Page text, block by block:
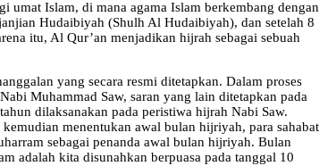
umat Islam, di mana agama Islam berkembang dengan
Hudaibiyah (Shulh Al Hudaibiyah), dan setelah 8
itu, Al Qur’an menjadikan hijrah sebagai sebuah
yang secara resmi ditetapkan. Dalam proses
Muhammad Saw, saran yang lain ditetapkan pada
dilaksanakan pada peristiwa hijrah Nabi Saw.
menentukan awal bulan hijriyah, para sahabat
sebagai penanda awal bulan hijriyah. Bulan
adalah kita disunahkan berpuasa pada tanggal 10